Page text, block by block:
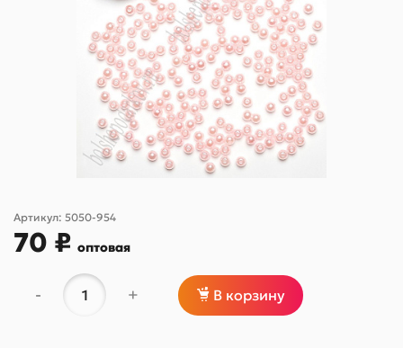
Артикул: 5050-954
70 ₽ оптовая
- + В корзину